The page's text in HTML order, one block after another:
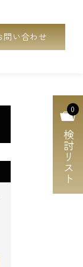
問い合わせ
0
検討リスト